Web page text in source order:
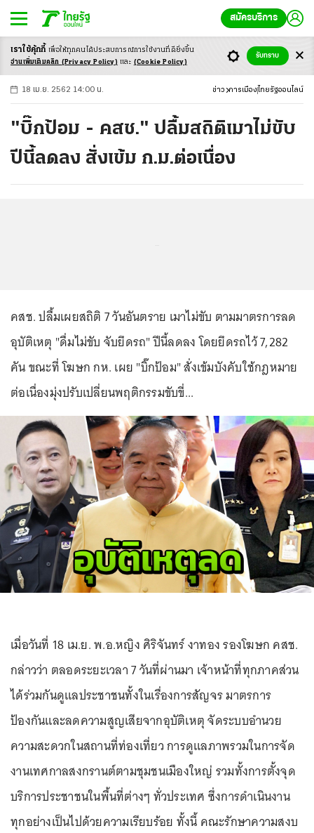
สมัครบริการ
-ก ก ก+
18 เม.ย. 2562 14:00 น. ข่าว การเมือง ไทยรัฐออนไลน์
"บิ๊กป้อม - คสช." ปลื้มสถิติเมาไม่ขับ
ปีนี้ลดลง สั่งเข้ม ก.ม.ต่อเนื่อง
คสช. ปลื้มเผยสถิติ 7 วันอันตราย เมาไม่ขับ ตามมาตรการลด
อุบัติเหตุ "ดื่มไม่ขับ จับยึดรถ" ปีนี้ลดลง โดยยึดรถไว้ 7,282
คัน ขณะที่ โฆษก กห. เผย "บิ๊กป้อม" สั่งเข้มบังคับใช้กฎหมาย
ต่อเนื่องมุ่งปรับเปลี่ยนพฤติกรรมขับขี่...
เมื่อวันที่ 18 เม.ย. พ.อ.หญิง ศิริจันทร์ งาทอง รองโฆษก คสช.
กล่าวว่า ตลอดระยะเวลา 7 วันที่ผ่านมา เจ้าหน้าที่ทุกภาคส่วน
ได้ร่วมกันดูแลประชาชนทั้งในเรื่องการสัญจร มาตรการ
ป้องกันและลดความสูญเสียจากอุบัติเหตุ จัดระบบอำนวย
ความสะดวกในสถานที่ท่องเที่ยว การดูแลภาพรวมในการจัด
งานเทศกาลสงกรานต์ตามชุมชนเมืองใหญ่ รวมทั้งการตั้งจุด
บริการประชาชนในพื้นที่ต่างๆ ทั่วประเทศ ซึ่งการดำเนินงาน
ทุกอย่างเป็นไปด้วยความเรียบร้อย ทั้งนี้ คณะรักษาความสงบ
เราใช้คุ้กกี้ เพื่อให้ทุกคนได้ประสบการณ์การใช้งานที่ดียิ่งขึ้น
อ่านเพิ่มเติมคลิก (Privacy Policy) และ (Cookie Policy)
รับทราบ